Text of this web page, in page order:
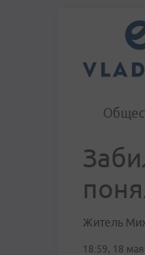
Житель
18:59, 18